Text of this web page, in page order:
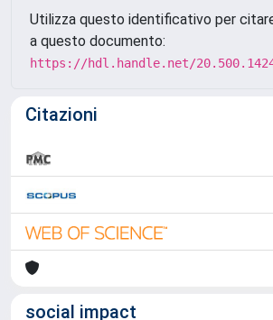
Utilizza questo identificativo per
a questo documento:
https://hdl.handle.net/
Citazioni
social impact